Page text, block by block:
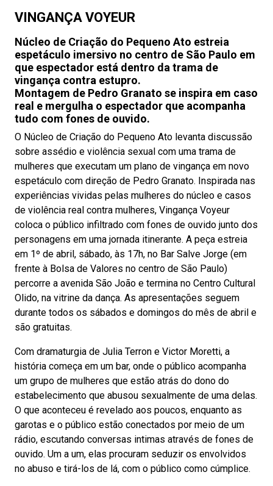
VINGANÇA VOYEUR
Núcleo de Criação do Pequeno Ato estreia
espetáculo imersivo no centro de São Paulo em
que espectador está dentro da trama de
vingança contra estupro.
Montagem de Pedro Granato se inspira em caso
real e mergulha o espectador que acompanha
tudo com fones de ouvido.
O Núcleo de Criação do Pequeno Ato levanta discussão
sobre assédio e violência sexual com uma trama de
mulheres que executam um plano de vingança em novo
espetáculo com direção de Pedro Granato. Inspirada nas
experiências vividas pelas mulheres do núcleo e casos
de violência real contra mulheres, Vingança Voyeur
coloca o público infiltrado com fones de ouvido junto dos
personagens em uma jornada itinerante. A peça estreia
em 1º de abril, sábado, às 17h, no Bar Salve Jorge (em
frente à Bolsa de Valores no centro de São Paulo)
percorre a avenida São João e termina no Centro Cultural
Olido, na vitrine da dança. As apresentações seguem
durante todos os sábados e domingos do mês de abril e
são gratuitas.
Com dramaturgia de Julia Terron e Victor Moretti, a
história começa em um bar, onde o público acompanha
um grupo de mulheres que estão atrás do dono do
estabelecimento que abusou sexualmente de uma delas.
O que aconteceu é revelado aos poucos, enquanto as
garotas e o público estão conectados por meio de um
rádio, escutando conversas intimas através de fones de
ouvido. Um a um, elas procuram seduzir os envolvidos
no abuso e tirá-los de lá, com o público como cúmplice.